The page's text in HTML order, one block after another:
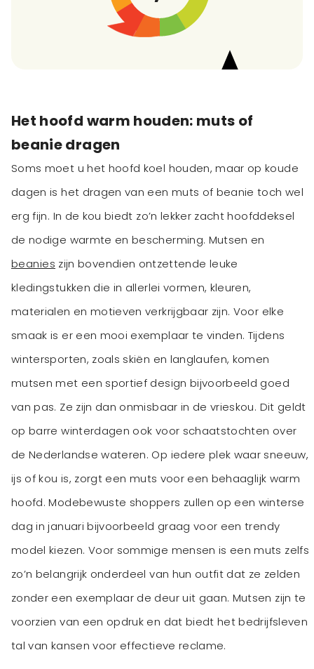
Het hoofd warm houden: muts of
beanie dragen
Soms moet u het hoofd koel houden, maar op koude
dagen is het dragen van een muts of beanie toch wel
erg fijn. In de kou biedt zo’n lekker zacht hoofddeksel
de nodige warmte en bescherming. Mutsen en
beanies zijn bovendien ontzettende leuke
kledingstukken die in allerlei vormen, kleuren,
materialen en motieven verkrijgbaar zijn. Voor elke
smaak is er een mooi exemplaar te vinden. Tijdens
wintersporten, zoals skiën en langlaufen, komen
mutsen met een sportief design bijvoorbeeld goed
van pas. Ze zijn dan onmisbaar in de vrieskou. Dit geldt
op barre winterdagen ook voor schaatstochten over
de Nederlandse wateren. Op iedere plek waar sneeuw,
ijs of kou is, zorgt een muts voor een behaaglijk warm
hoofd. Modebewuste shoppers zullen op een winterse
dag in januari bijvoorbeeld graag voor een trendy
model kiezen. Voor sommige mensen is een muts zelfs
zo’n belangrijk onderdeel van hun outfit dat ze zelden
zonder een exemplaar de deur uit gaan. Mutsen zijn te
voorzien van een opdruk en dat biedt het bedrijfsleven
tal van kansen voor effectieve reclame.